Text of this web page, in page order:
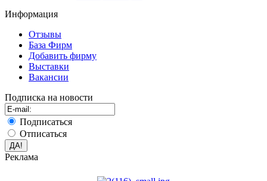
Информация
Отзывы
База Фирм
Добавить фирму
Выставки
Вакансии
Подписка на новости
Подписаться
Отписаться
Реклама